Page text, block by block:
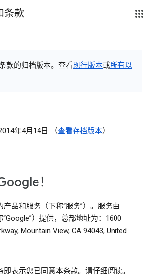
条款
款的归档版本。查看现行版本或所有以
年4月14日 （查看存档版本）
！
品和服务（下称“服务”）。服务由
）提供，总部地址为：1600
Mountain View, CA 94043, United
表示您已同意本条款。请仔细阅读。